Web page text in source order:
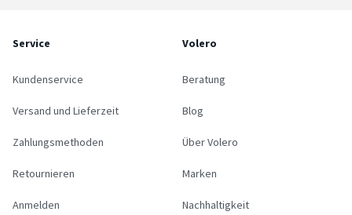
Service
Kundenservice
Versand und Lieferzeit
Zahlungsmethoden
Retournieren
Anmelden
Volero
Beratung
Blog
Über Volero
Marken
Nachhaltigkeit